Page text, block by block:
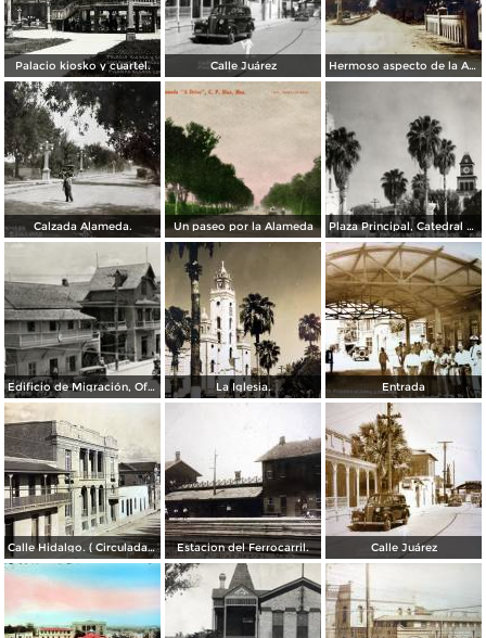
Palacio kiosko y cuartel. Calle Juárez Hermoso aspecto de la Alameda. ( Circulada el 25 de Febrero de 1931 ).
Calzada Alameda. Un paseo por la Alameda Plaza Principal, Catedral y Palacio Municipal
Edificio de Migración, Oficina de Correos y Templo La Iglesia. Entrada
Calle Hidalgo. ( Circulada el 26 de Enero de 1935 ). Estacion del Ferrocarril. Calle Juárez